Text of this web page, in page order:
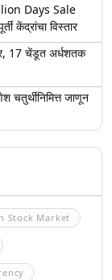
Days Sale
केंद्रांचा विस्तार
17 चेंडूत अर्धशतक
जाणून
Stock Market